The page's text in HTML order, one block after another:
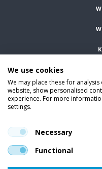
Vind ons op social
En blijf op de hoogte van trends,
We use cookies
We may place these for
website, show personalised
experience. For more
settings.
Necessary
Functional